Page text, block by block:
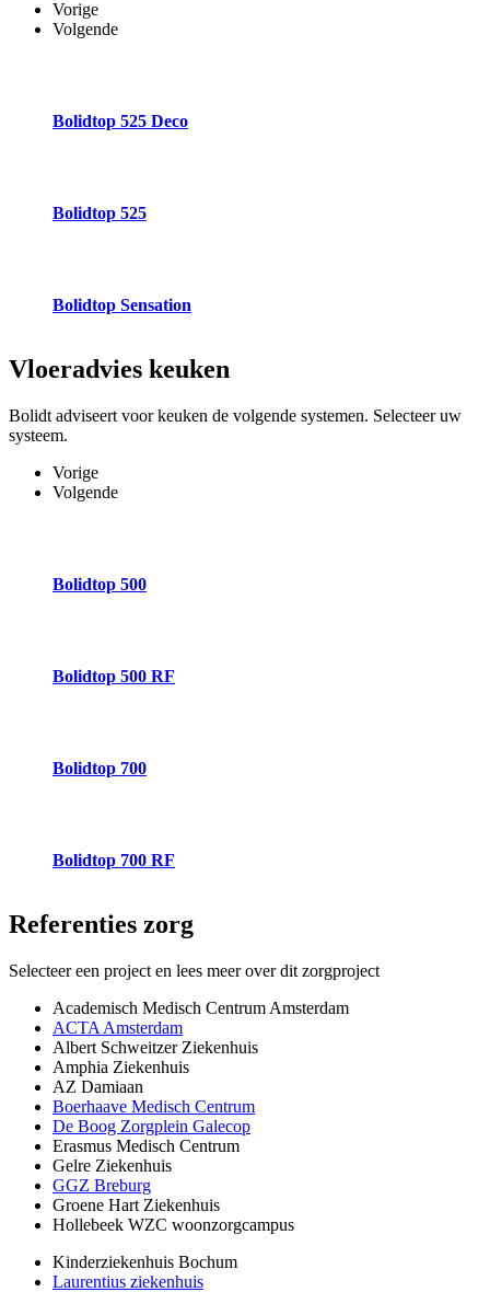
Vorige
Volgende
Bolidtop 525 Deco
Bolidtop 525
Bolidtop Sensation
Vloeradvies keuken
Bolidt adviseert voor keuken de volgende systemen. Selecteer uw
systeem.
Vorige
Volgende
Bolidtop 500
Bolidtop 500 RF
Bolidtop 700
Bolidtop 700 RF
Referenties zorg
Selecteer een project en lees meer over dit zorgproject
Academisch Medisch Centrum Amsterdam
ACTA Amsterdam
Albert Schweitzer Ziekenhuis
Amphia Ziekenhuis
AZ Damiaan
Boerhaave Medisch Centrum
De Boog Zorgplein Galecop
Erasmus Medisch Centrum
Gelre Ziekenhuis
GGZ Breburg
Groene Hart Ziekenhuis
Hollebeek WZC woonzorgcampus
Kinderziekenhuis Bochum
Laurentius ziekenhuis